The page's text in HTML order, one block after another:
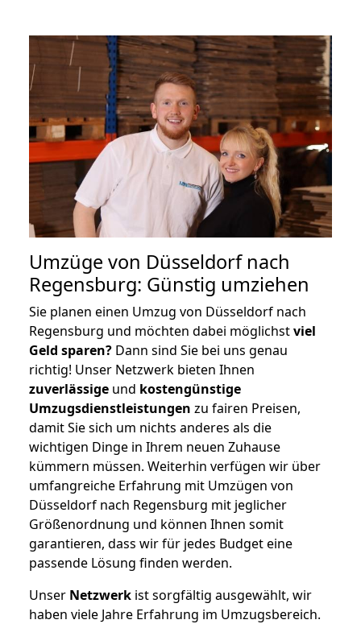
Umzüge von Düsseldorf nach
Regensburg: Günstig umziehen
Sie planen einen Umzug von Düsseldorf nach
Regensburg und möchten dabei möglichstviel
Geld sparen? Dann sind Sie bei uns genau
richtig! Unser Netzwerk bieten Ihnen
zuverlässige und kostengünstige
Umzugsdienstleistungen zu fairen Preisen,
damit Sie sich um nichts anderes als die
wichtigen Dinge in Ihrem neuen Zuhause
kümmern müssen. Weiterhin verfügen wir über
umfangreiche Erfahrung mit Umzügen von
Düsseldorf nach Regensburg mit jeglicher
Größenordnung und können Ihnen somit
garantieren, dass wir für jedes Budget eine
passende Lösung finden werden.
Unser Netzwerk ist sorgfältig ausgewählt, wir
haben viele Jahre Erfahrung im Umzugsbereich.